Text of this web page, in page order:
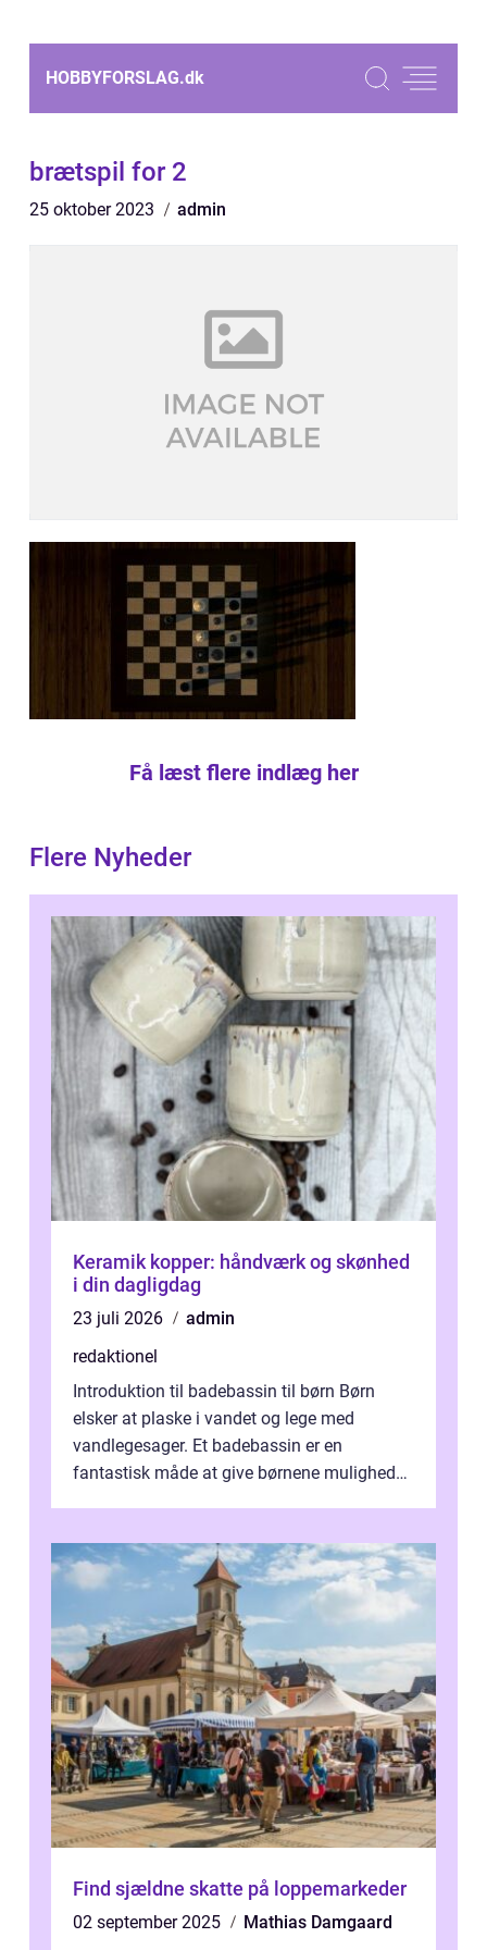
HOBBYFORSLAG.dk
brætspil for 2
25 oktober 2023 admin
Få læst flere indlæg her
Flere Nyheder
Keramik kopper: håndværk og skønhed
i din dagligdag
23 juli 2026
admin
redaktionel
Introduktion til badebassin til børn Børn
elsker at plaske i vandet og lege med
vandlegesager. Et badebassin er en
fantastisk måde at give børnene mulighed
Find sjældne skatte på loppemarkeder
02 september 2025 Mathias Damgaard